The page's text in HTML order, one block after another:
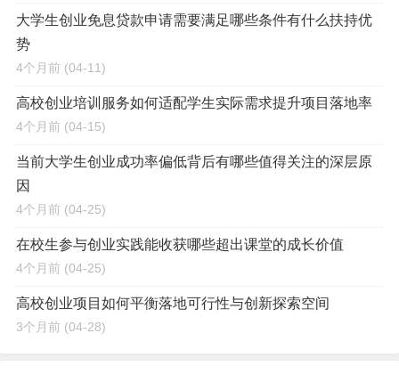
大学生创业免息贷款申请需要满足哪些条件有什么扶持优
势
4个月前 (04-11)
高校创业培训服务如何适配学生实际需求提升项目落地率
4个月前 (04-15)
当前大学生创业成功率偏低背后有哪些值得关注的深层原
因
4个月前 (04-25)
在校生参与创业实践能收获哪些超出课堂的成长价值
4个月前 (04-25)
高校创业项目如何平衡落地可行性与创新探索空间
3个月前 (04-28)